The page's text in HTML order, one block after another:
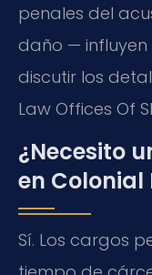
penales del
daño — influyen
discutir los
Law Offices Of
¿Necesito
en Colonial
Sí. Los cargos